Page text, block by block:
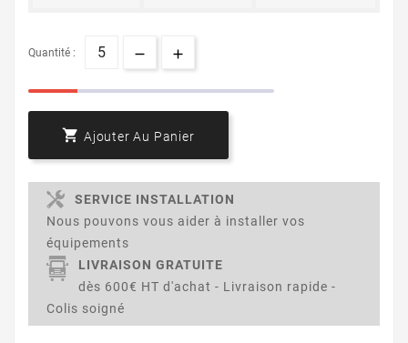
Quantité :
 Ajouter Au Panier
SERVICE INSTALLATION
Nous pouvons vous aider à installer vos
équipements
LIVRAISON GRATUITE
dès 600€ HT d'achat - Livraison rapide -
Colis soigné